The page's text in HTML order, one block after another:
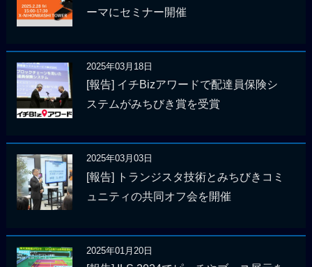
ーマにセミナー開催
2025年03月18日
[報告] イチBizアワードで配達員保険シ
ステムがみちびき賞を受賞
2025年03月03日
[報告] トランジスタ技術とみちびきコミ
ュニティの共同オフ会を開催
2025年01月20日